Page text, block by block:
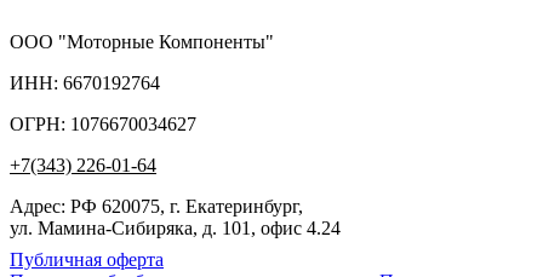
ООО "Моторные Компоненты"
ИНН: 6670192764
ОГРН: 1076670034627
+7(343) 226-01-64
Адрес: РФ 620075, г. Екатеринбург,
ул. Мамина-Сибиряка, д. 101, офис 4.24
Публичная оферта